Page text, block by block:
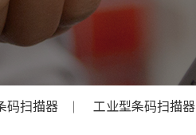
码扫描器 工业型条码扫描器